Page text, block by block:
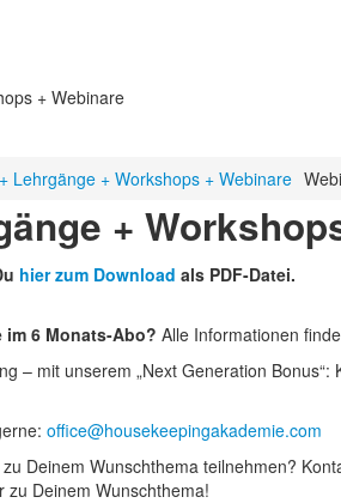
+ Webinare
Lehrgänge + Workshops + Webinare
+
hier zum Download als PDF-Datei.
im 6 Monats-Abo? Alle Informationen
– mit unserem „Next Generation
office@housekeepingakademie.com
Deinem Wunschthema teilnehmen?
Deinem Wunschthema!